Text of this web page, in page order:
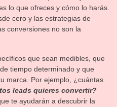
lo que ofreces y cómo lo harás.
cero y las estrategias de
conversiones no son la
que sean medibles, que
tiempo determinado y que
marca. Por ejemplo, ¿cuántas
leads quieres convertir?
te ayudarán a descubrir la